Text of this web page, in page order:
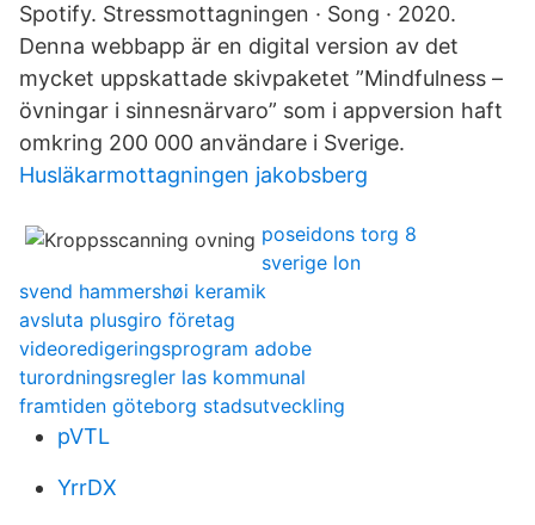
Spotify. Stressmottagningen · Song · 2020.
Denna webbapp är en digital version av det
mycket uppskattade skivpaketet ”Mindfulness –
övningar i sinnesnärvaro” som i appversion haft
omkring 200 000 användare i Sverige.
Husläkarmottagningen jakobsberg
poseidons torg 8
sverige lon
svend hammershøi keramik
avsluta plusgiro företag
videoredigeringsprogram adobe
turordningsregler las kommunal
framtiden göteborg stadsutveckling
pVTL
YrrDX